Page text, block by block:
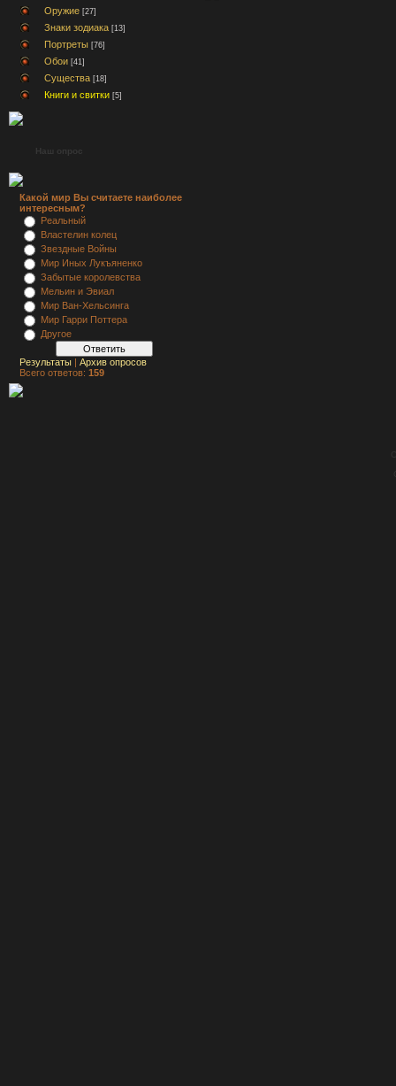
Оружие [27]
Знаки зодиака [13]
Портреты [76]
Обои [41]
Существа [18]
Книги и свитки [5]
Наш опрос
Какой мир Вы считаете наиболее
интересным?
Реальный
Властелин колец
Звездные Войны
Мир Иных Лукъяненко
Забытые королевства
Мельин и Эвиал
Мир Ван-Хельсинга
Мир Гарри Поттера
Другое
Результаты | Архив опросов
Всего ответов: 159